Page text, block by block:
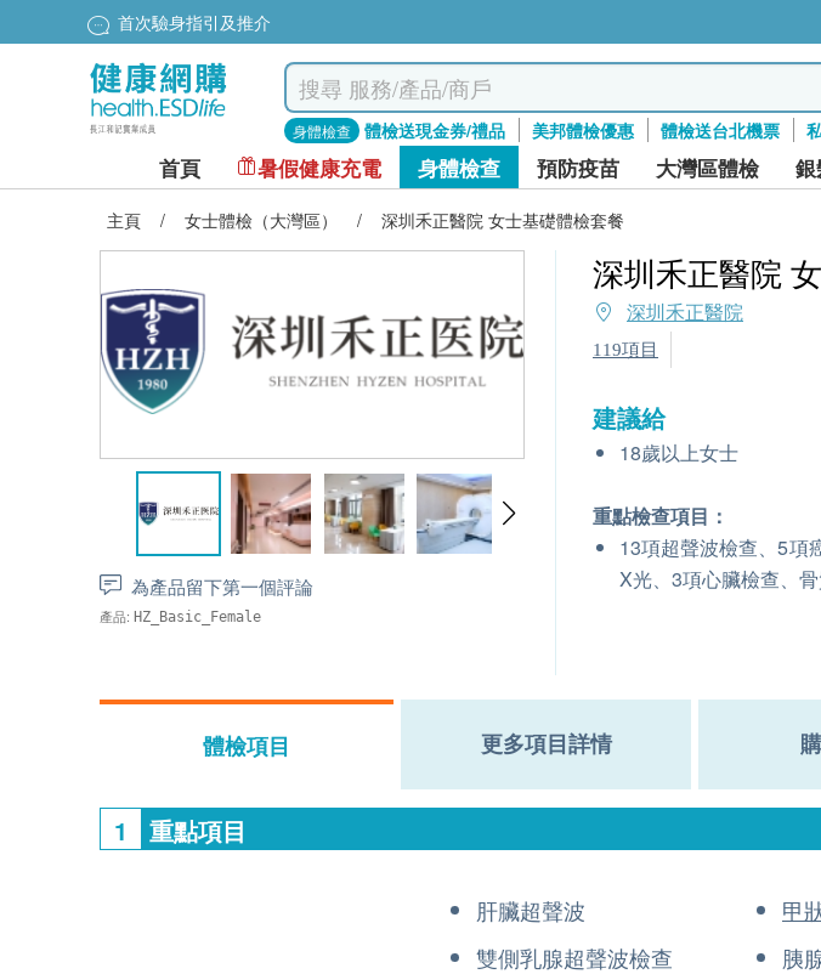
首次驗身指引及推介
身體檢查 體檢送現金券/禮品 美邦體檢優惠 體檢送台北機票
首頁 暑假健康充電 身體檢查 預防疫苗 大灣區體檢
主頁 / 女士體檢（大灣區） / 深圳禾正醫院 女士基礎體檢套餐
為產品留下第一個評論
產品: HZ_Basic_Female
深圳禾正醫院
深圳禾正醫院
119項目
建議給
18歲以上女士
重點檢查項目：
13項超聲波檢查、5項
X光、3項心臟檢查、
體檢項目 更多項目詳情
1 重點項目
肝臟超聲波 甲
雙側乳腺超聲波檢查
胰